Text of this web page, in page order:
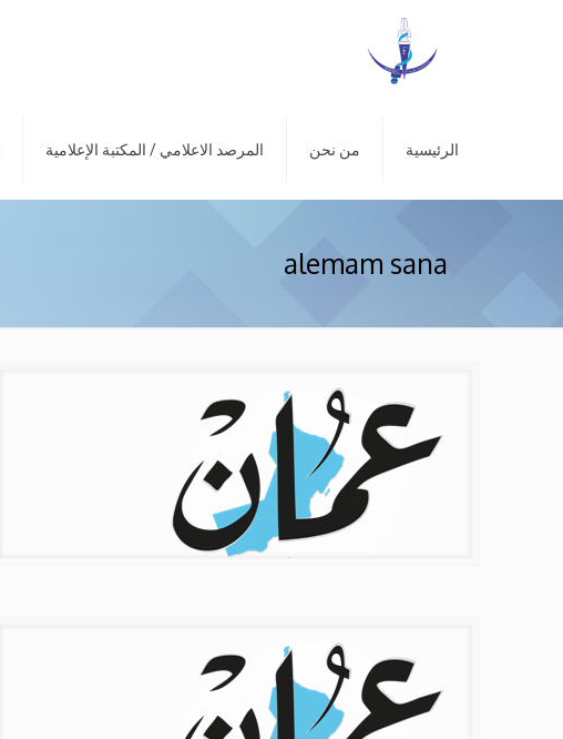
الرئيسية من نحن المرصد الاعلامي / المكتبة الإعلامية
alemam sana